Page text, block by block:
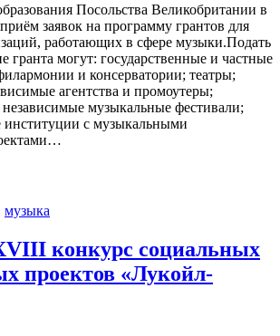
Посольства Великобритании в
заявок на программу грантов для
работающих в сфере музыки.Подать
гранта могут: государственные и частные
и консерватории; театры;
агентства и промоутеры;
независимые музыкальные фестивали;
институции с музыкальными
музыка
конкурс социальных
проектов «Лукойл-